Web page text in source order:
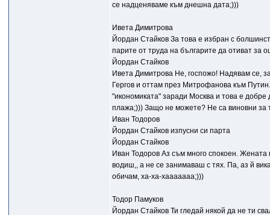
се надценяваме към днешна дата;)))
Ивета Димитрова
Йордан Стайков За това е избран с
парите от труда на българите да отиват за
Йордан Стайков
Ивета Димитрова Не, госпожо! Надявам се,
Гергов и оттам през Митрофанова към
"икономиката" заради Москва и това е
плажа;))) Защо не можете? Не са виновни за
Иван Тодоров
Йордан Стайков изпусни си парта
Йордан Стайков
Иван Тодоров Аз съм много спокоен.
водиш,, а не се занимаваш с тях. Па, аз й
обичам, ха-ха-хааааааа;)))
Тодор Памуков
Йордан Стайков Ти гледай някой да не ти